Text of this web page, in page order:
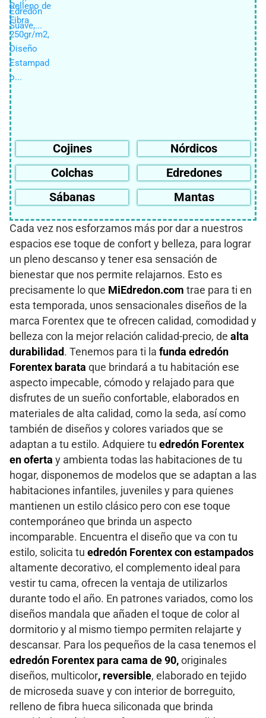
Cojines
Nórdicos
Colchas
Edredones
Sábanas
Mantas
Cada vez nos esforzamos más por dar a nuestros
espacios ese toque de confort y belleza, para lograr
un pleno descanso y tener esa sensación de
bienestar que nos permite relajarnos. Esto es
precisamente lo que MiEdredon.com trae para ti en
esta temporada, unos sensacionales diseños de la
marca Forentex que te ofrecen calidad, comodidad y
belleza con la mejor relación calidad-precio, de alta
durabilidad . Tenemos para ti la funda edredón
Forentex barata que brindará a tu habitación ese
aspecto impecable, cómodo y relajado para que
disfrutes de un sueño confortable, elaborados en
materiales de alta calidad, como la seda, así como
también de diseños y colores variados que se
adaptan a tu estilo. Adquiere tu edredón Forentex
en oferta y ambienta todas las habitaciones de tu
hogar, disponemos de modelos que se adaptan a las
habitaciones infantiles, juveniles y para quienes
mantienen un estilo clásico pero con ese toque
contemporáneo que brinda un aspecto
incomparable. Encuentra el diseño que va con tu
estilo, solicita tu edredón Forentex con estampados
altamente decorativo, el complemento ideal para
vestir tu cama, ofrecen la ventaja de utilizarlos
durante todo el año. En patrones variados, como los
diseños mandala que añaden el toque de color al
dormitorio y al mismo tiempo permiten relajarte y
descansar. Para los pequeños de la casa tenemos el
edredón Forentex para cama de 90, originales
diseños, multicolor, reversible, elaborado en tejido
de microseda suave y con interior de borreguito,
relleno de fibra hueca siliconada que brinda